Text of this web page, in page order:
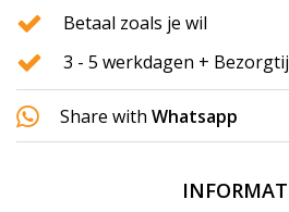
Betaal zoals je wil
3 - 5 werkdagen +
Share with Whatsapp